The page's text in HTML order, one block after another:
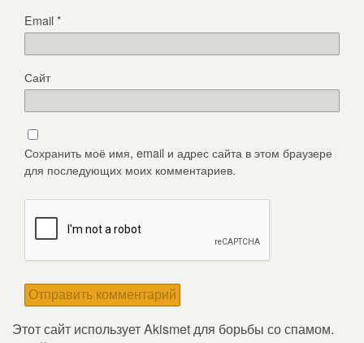
Email*
Сайт
Сохранить моё имя, email и адрес сайта в этом браузере
для последующих моих комментариев.
Этот сайт использует Akismet для борьбы со спамом.